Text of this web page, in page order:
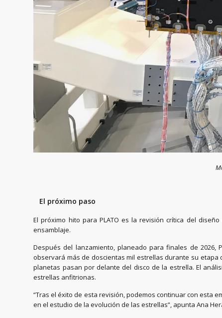
El próximo paso
El próximo hito para PLATO es la revisión crítica del
ensamblaje.
Después del lanzamiento, planeado para finales de 2026,
observará más de doscientas mil estrellas durante su
planetas pasan por delante del disco de la estrella. El
estrellas anfitrionas.
“Tras el éxito de esta revisión, podemos continuar con esta
en el estudio de la evolución de las estrellas”, apunta Ana